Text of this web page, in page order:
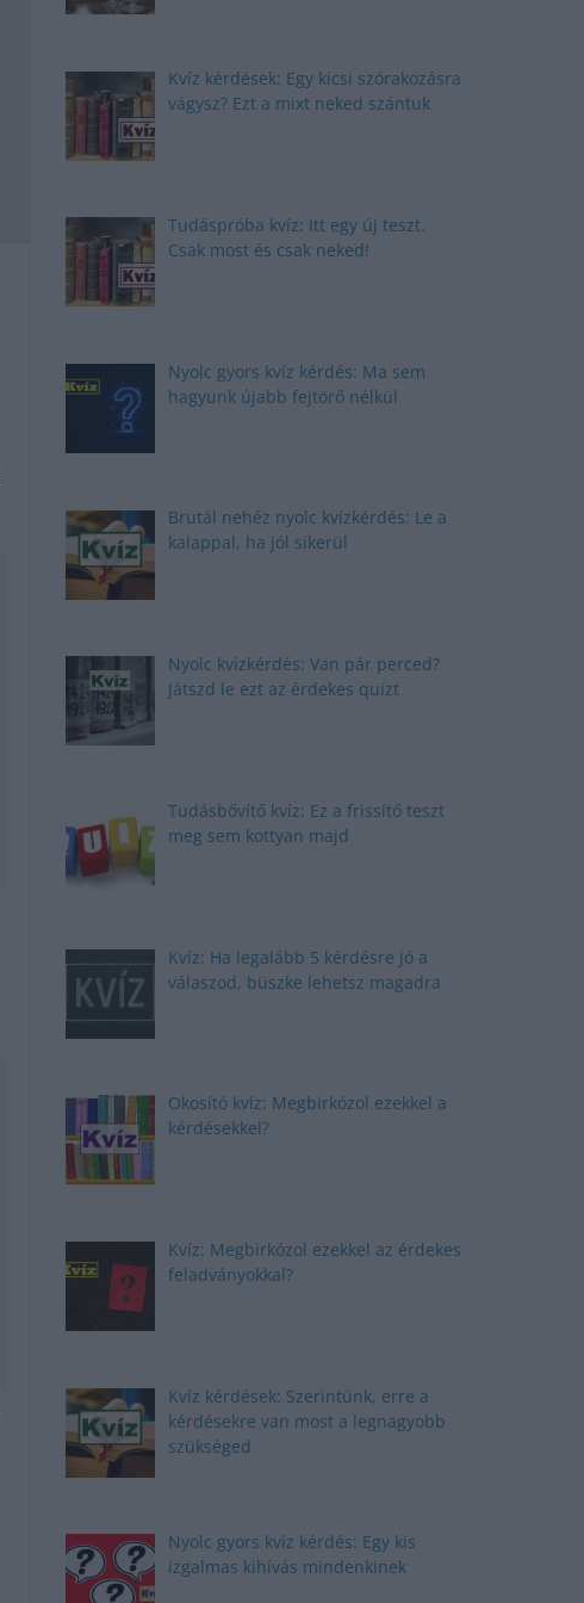
Kvíz kérdések: Egy kicsi szórakozásra
vágysz? Ezt a mixt neked szántuk
Tudáspróba kvíz: Itt egy új teszt.
Csak most és csak neked!
Nyolc gyors kvíz kérdés: Ma sem
hagyunk újabb fejtörő nélkül
Brutál nehéz nyolc kvízkérdés: Le a
kalappal, ha jól sikerül
Nyolc kvízkérdés: Van pár perced?
Játszd le ezt az érdekes quizt
Tudásbővítő kvíz: Ez a frissítő teszt
meg sem kottyan majd
Kvíz: Ha legalább 5 kérdésre jó a
válaszod, büszke lehetsz magadra
Okosító kvíz: Megbirkózol ezekkel a
kérdésekkel?
Kvíz: Megbirkózol ezekkel az érdekes
feladványokkal?
Kvíz kérdések: Szerintünk, erre a
kérdésekre van most a legnagyobb
szükséged
Nyolc gyors kvíz kérdés: Egy kis
izgalmas kihívás mindenkinek